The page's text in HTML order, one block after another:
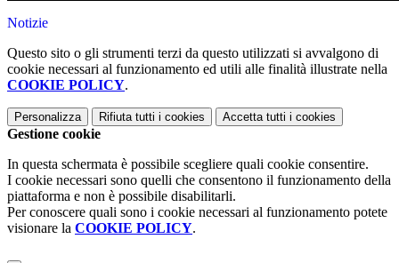
Notizie
Questo sito o gli strumenti terzi da questo utilizzati si avvalgono di
cookie necessari al funzionamento ed utili alle finalità illustrate nella
COOKIE POLICY.
Personalizza Rifiuta tutti i cookies Accetta tutti i cookies
Gestione cookie
In questa schermata è possibile scegliere quali cookie consentire.
I cookie necessari sono quelli che consentono il funzionamento della
piattaforma e non è possibile disabilitarli.
Per conoscere quali sono i cookie necessari al funzionamento potete
visionare la COOKIE POLICY.